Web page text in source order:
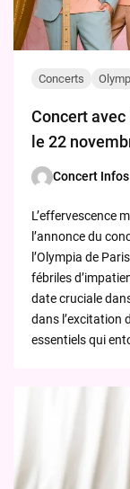
Concerts
Concert avec
le 22
Posted
Concert Infos
L’effervescence
l’annonce du
l’Olympia de
fébriles
date cruciale
dans l’excitation
essentiels qui